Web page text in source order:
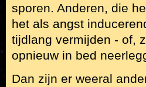
sporen. Anderen, die
het als angst
tijdlang vermijden - of,
opnieuw in bed
Dan zijn er weeral